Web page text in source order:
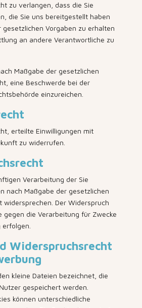
zu verlangen, dass die Sie
die Sie uns bereitgestellt haben
gesetzlichen Vorgaben zu erhalten
an andere Verantwortliche zu
Maßgabe der gesetzlichen
eine Beschwerde bei der
einzureichen.
erteilte Einwilligungen mit
zu widerrufen.
Verarbeitung der Sie
nach Maßgabe der gesetzlichen
widersprechen. Der Widerspruch
gegen die Verarbeitung für Zwecke
erfolgen.
Widerspruchsrecht
kleine Dateien bezeichnet, die
gespeichert werden.
können unterschiedliche